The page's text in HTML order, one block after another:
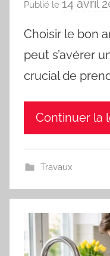
Publié le 14 avril
Choisir le bon
peut s’avérer
crucial de
Continuer la
Travaux